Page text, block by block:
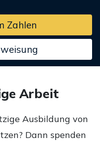
Zahlen
Arbeit
Ausbildung von
Dann spenden